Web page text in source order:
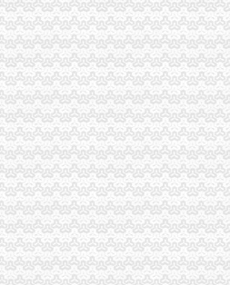
企业名录】_顺企网
经_搜狐网
？_百度知道
资格厂家_公司黄页-阿里巴巴
请|公司注册|注册公司|东莞一般纳税
人公司网站
高效-深圳市华毅财务咨询有限公司
程、所需材料【好业顺会计】_好业
坂易登网